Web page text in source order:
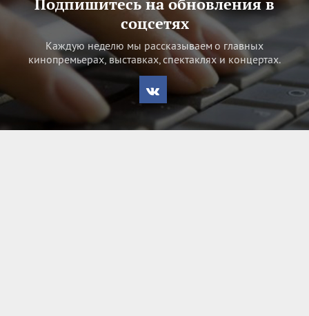
соцсетях
Каждую неделю мы рассказываем о главных
кинопремьерах, выставках, спектаклях и концертах.